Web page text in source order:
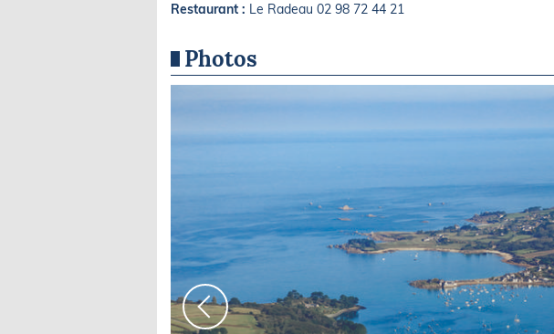
Restaurant : Le Radeau 02 98 72 44 21
Photos